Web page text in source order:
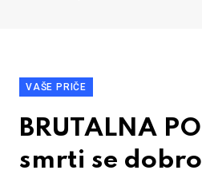
VAŠE PRIČE
BRUTALNA
smrti se